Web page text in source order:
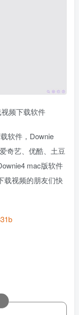
频下载软件
软件，Downie
奇艺、优酷、土豆
mac版软件
载视频的朋友们快